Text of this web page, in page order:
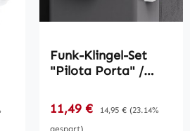
Funk-Klingel-Set
"Pilota Porta" /
230V-Empfänger
Klingel
Verkaufspreis:
11,49 € Regulärer Preis:
14,95 € (23.14%